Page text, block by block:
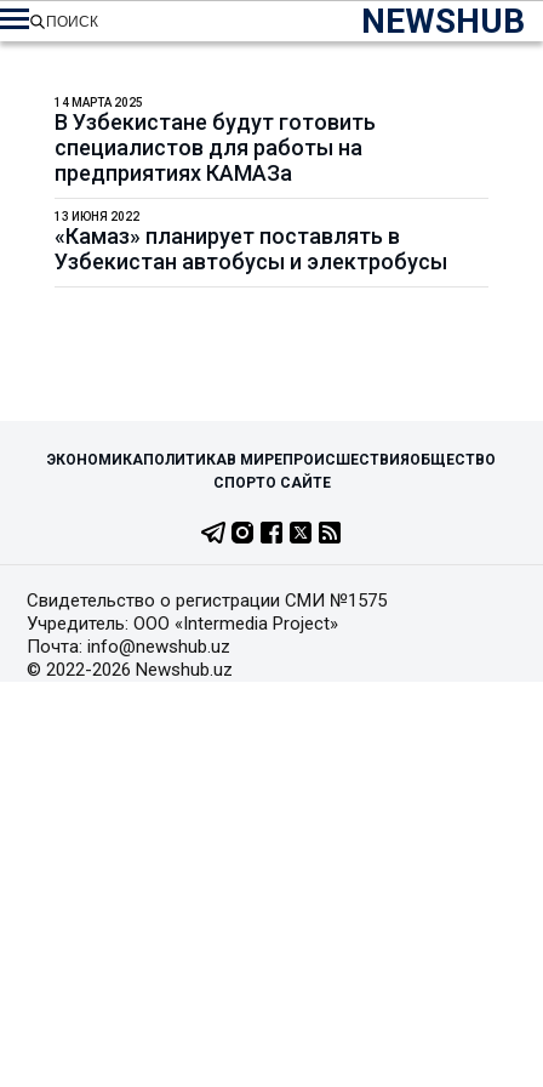
NEWSHUB
ПОИСК
В Узбекистане будут готовить
специалистов для работы на
предприятиях КАМАЗа
14 МАРТА 2025
«Камаз» планирует поставлять в
Узбекистан автобусы и электробусы
13 ИЮНЯ 2022
ЭКОНОМИКАПОЛИТИКАВ МИРЕПРОИСШЕСТВИЯ ОБЩЕСТВО
СПОРТО САЙТЕ
Свидетельство о регистрации СМИ №1575
Учредитель: ООО «Intermedia Project»
Почта: info@newshub.uz
© 2022-2026 Newshub.uz